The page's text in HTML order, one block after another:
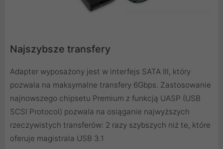
Najszybsze transfery
Adapter wyposażony jest w interfejs SATA III, który
pozwala na maksymalne transfery 6Gbps. Zastosowanie
najnowszego chipsetu Premium z funkcją UASP (USB
SCSI Protocol) pozwala na osiąganie najwyższych
rzeczywistych transferów: 2 razy szybszych niż te, które
oferuje magistrala USB 3.1